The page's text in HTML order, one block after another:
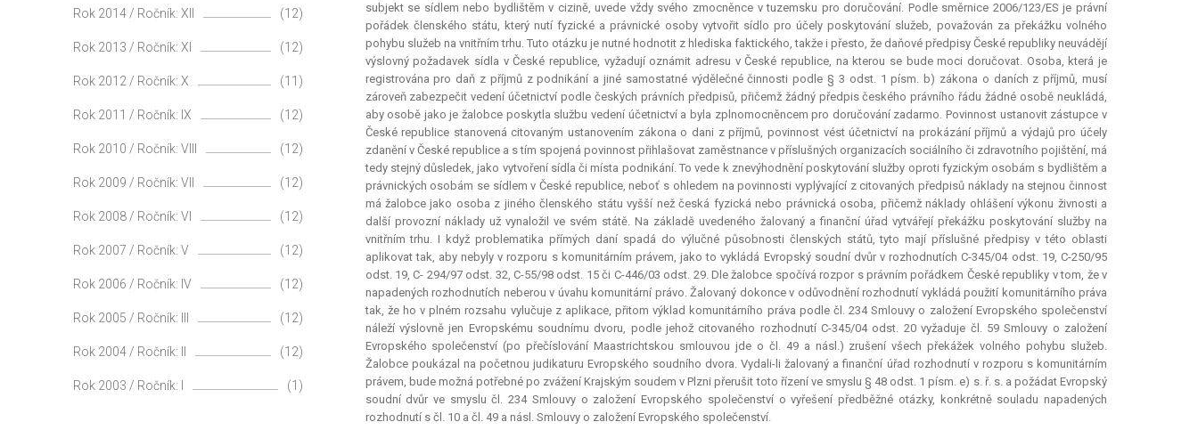
subjekt se sídlem nebo bydlištěm v cizině, uvede vždy svého zmocněnce v tuzemsku pro doručování. Podle směrnice 2006/123/ES je právní
pořádek členského státu, který nutí fyzické a právnické osoby vytvořit sídlo pro účely poskytování služeb, považován za překážku volného
pohybu služeb na vnitřním trhu. Tuto otázku je nutné hodnotit z hlediska faktického, takže i přesto, že daňové předpisy České republiky neuvádějí
výslovný požadavek sídla v České republice, vyžadují oznámit adresu v České republice, na kterou se bude moci doručovat. Osoba, která je
registrována pro daň z příjmů z podnikání a jiné samostatné výdělečné činnosti podle § 3 odst. 1 písm. b) zákona o daních z příjmů, musí
zároveň zabezpečit vedení účetnictví podle českých právních předpisů, přičemž žádný předpis českého právního řádu žádné osobě neukládá,
aby osobě jako je žalobce poskytla službu vedení účetnictví a byla zplnomocněncem pro doručování zadarmo. Povinnost ustanovit zástupce v
České republice stanovená citovaným ustanovením zákona o dani z příjmů, povinnost vést účetnictví na prokázání příjmů a výdajů pro účely
zdanění v České republice a s tím spojená povinnost přihlašovat zaměstnance v příslušných organizacích sociálního či zdravotního pojištění, má
tedy stejný důsledek, jako vytvoření sídla či místa podnikání. To vede k znevýhodnění poskytování služby oproti fyzickým osobám s bydlištěm a
právnických osobám se sídlem v České republice, neboť s ohledem na povinnosti vyplývající z citovaných předpisů náklady na stejnou činnost
má žalobce jako osoba z jiného členského státu vyšší než česká fyzická nebo právnická osoba, přičemž náklady ohlášení výkonu živnosti a
další provozní náklady už vynaložil ve svém státě. Na základě uvedeného žalovaný a finanční úřad vytvářejí překážku poskytování služby na
vnitřním trhu. I když problematika přímých daní spadá do výlučné působnosti členských států, tyto mají příslušné předpisy v této oblasti
aplikovat tak, aby nebyly v rozporu s komunitárním právem, jako to vykládá Evropský soudní dvůr v rozhodnutích C-345/04 odst. 19, C-250/95
odst. 19, C- 294/97 odst. 32, C-55/98 odst. 15 či C-446/03 odst. 29. Dle žalobce spočívá rozpor s právním pořádkem České republiky v tom, že v
napadených rozhodnutích neberou v úvahu komunitární právo. Žalovaný dokonce v odůvodnění rozhodnutí vykládá použití komunitárního práva
tak, že ho v plném rozsahu vylučuje z aplikace, přitom výklad komunitárního práva podle čl. 234 Smlouvy o založení Evropského společenství
náleží výslovně jen Evropskému soudnímu dvoru, podle jehož citovaného rozhodnutí C-345/04 odst. 20 vyžaduje čl. 59 Smlouvy o založení
Evropského společenství (po přečíslování Maastrichtskou smlouvou jde o čl. 49 a násl.) zrušení všech překážek volného pohybu služeb.
Žalobce poukázal na početnou judikaturu Evropského soudního dvora. Vydali-li žalovaný a finanční úřad rozhodnutí v rozporu s komunitárním
právem, bude možná potřebné po zvážení Krajským soudem v Plzni přerušit toto řízení ve smyslu § 48 odst. 1 písm. e) s. ř. s. a požádat Evropský
soudní dvůr ve smyslu čl. 234 Smlouvy o založení Evropského společenství o vyřešení předběžné otázky, konkrétně souladu napadených
rozhodnutí s čl. 10 a čl. 49 a násl. Smlouvy o založení Evropského společenství.
Rok 2014 / Ročník: XII (12)
Rok 2013 / Ročník: XI (12)
Rok 2012 / Ročník: X (11)
Rok 2011 / Ročník: IX (12)
Rok 2010 / Ročník: VIII (12)
Rok 2009 / Ročník: VII (12)
Rok 2008 / Ročník: VI (12)
Rok 2007 / Ročník: V (12)
Rok 2006 / Ročník: IV (12)
Rok 2005 / Ročník: III (12)
Rok 2004 / Ročník: II (12)
Rok 2003 / Ročník: I (1)